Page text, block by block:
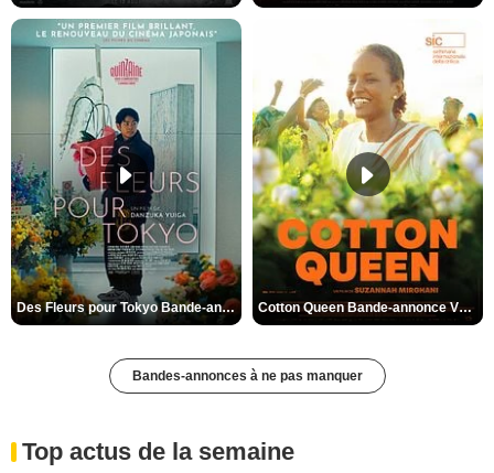
Des Fleurs pour Tokyo Bande-annonce VO STFR Cotton Queen Bande-annonce VO STFR
Bandes-annonces à ne pas manquer
Top actus de la semaine